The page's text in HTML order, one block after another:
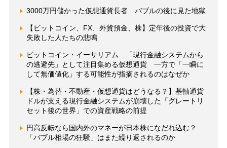
3000万円儲かった仮想通貨長者 バブルの後に見た地獄
【ビットコイン、FX、外貨預金、株】定年後の投資で大
失敗した人たちの悲鳴
ビットコイン・イーサリアム…「現行金融システムから
の逃避先」として注目集める仮想通貨 一方で「一瞬に
して無価値化」する可能性が指摘されるのはなぜか
【株・為替・不動産・仮想通貨はどうなる？】基軸通貨
ドルが支える現行金融システムが崩壊した「グレートリ
セット後の世界」での資産戦略の前提
円高反転なら国内外のマネーが日本株になだれ込む？
「バブル相場の狂騒」はまた繰り返されるのか